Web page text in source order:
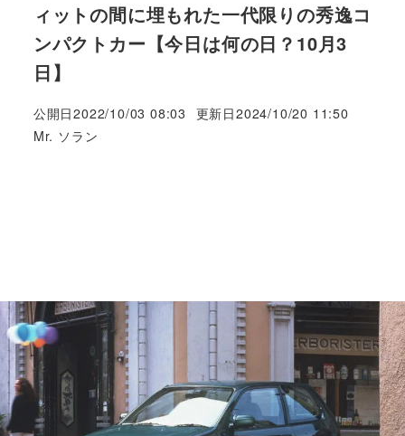
ィットの間に埋もれた一代限りの秀逸コ
ンパクトカー【今日は何の日？10月3
日】
公開日2022/10/03 08:03 更新日2024/10/20 11:50
著
Mr. ソラン